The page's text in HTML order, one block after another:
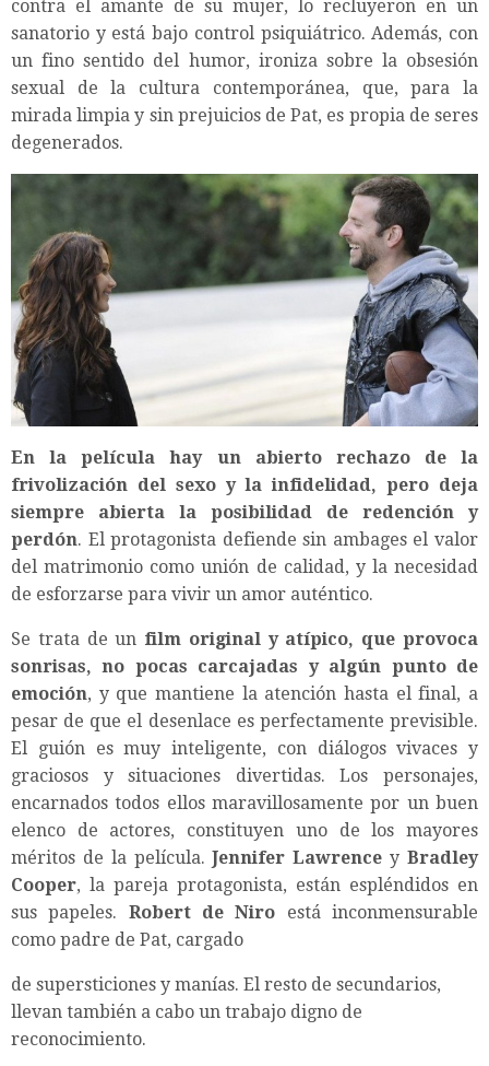
contra el amante de su mujer, lo recluyeron en un
sanatorio y está bajo control psiquiátrico. Además, con
un fino sentido del humor, ironiza sobre la obsesión
sexual de la cultura contemporánea, que, para la
mirada limpia y sin prejuicios de Pat, es propia de seres
degenerados.
En la película hay un abierto rechazo de la
frivolización del sexo y la infidelidad, pero deja
siempre abierta la posibilidad de redención y
perdón. El protagonista defiende sin ambages el valor
del matrimonio como unión de calidad, y la necesidad
de esforzarse para vivir un amor auténtico.
Se trata de un film original y atípico, que provoca
sonrisas, no pocas carcajadas y algún punto de
emoción, y que mantiene la atención hasta el final, a
pesar de que el desenlace es perfectamente previsible.
El guión es muy inteligente, con diálogos vivaces y
graciosos y situaciones divertidas. Los personajes,
encarnados todos ellos maravillosamente por un buen
elenco de actores, constituyen uno de los mayores
méritos de la película.Jennifer Lawrence yBradley
Cooper, la pareja protagonista, están espléndidos en
sus papeles. Robert de Niro está inconmensurable
como padre de Pat, cargado
de supersticiones y manías. El resto de secundarios,
llevan también a cabo un trabajo digno de
reconocimiento.